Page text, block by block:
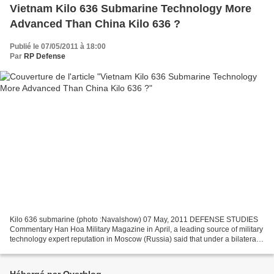
Vietnam Kilo 636 Submarine Technology More
Advanced Than China Kilo 636 ?
Publié le 07/05/2011 à 18:00
Par RP Defense
Kilo 636 submarine (photo :Navalshow) 07 May, 2011 DEFENSE STUDIES
Commentary Han Hoa Military Magazine in April, a leading source of military
technology expert reputation in Moscow (Russia) said that under a bilateral